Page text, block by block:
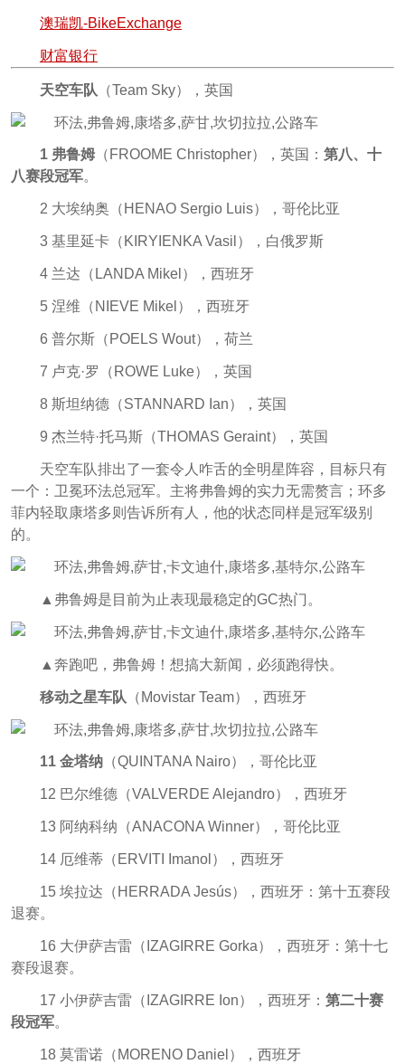
澳瑞凯-BikeExchange
财富银行
天空车队 （Team Sky），英国
1 弗鲁姆（FROOME Christopher），英国： 第八、十
八赛段冠军。
2 大埃纳奥（HENAO Sergio Luis），哥伦比亚
3 基里延卡（KIRYIENKA Vasil），白俄罗斯
4 兰达（LANDA Mikel），西班牙
5 涅维（NIEVE Mikel），西班牙
6 普尔斯（POELS Wout），荷兰
7 卢克·罗（ROWE Luke），英国
8 斯坦纳德（STANNARD Ian），英国
9 杰兰特·托马斯（THOMAS Geraint），英国
天空车队排出了一套令人咋舌的全明星阵容，目标只有
一个：卫冕环法总冠军。主将弗鲁姆的实力无需赘言；环多
菲内轻取康塔多则告诉所有人，他的状态同样是冠军级别
的。
▲弗鲁姆是目前为止表现最稳定的GC热门。
▲奔跑吧，弗鲁姆！想搞大新闻，必须跑得快。
移动之星车队 （Movistar Team），西班牙
11 金塔纳（QUINTANA Nairo），哥伦比亚
12 巴尔维德（VALVERDE Alejandro），西班牙
13 阿纳科纳（ANACONA Winner），哥伦比亚
14 厄维蒂（ERVITI Imanol），西班牙
15 埃拉达（HERRADA Jesús），西班牙：第十五赛段
退赛。
16 大伊萨吉雷（IZAGIRRE Gorka），西班牙：第十七
赛段退赛。
17 小伊萨吉雷（IZAGIRRE Ion），西班牙： 第二十赛
段冠军。
18 莫雷诺（MORENO Daniel），西班牙